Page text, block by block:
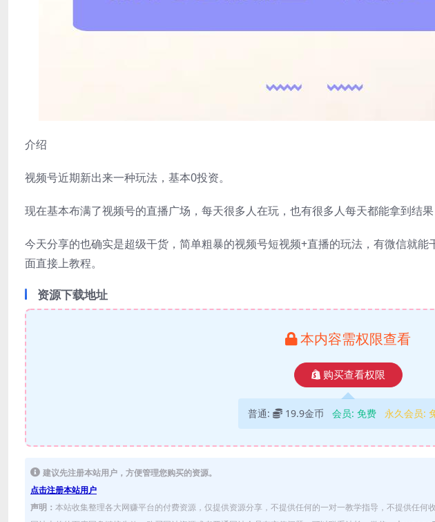
介绍
视频号近期新出来一种玩法，基本0投资。
现在基本布满了视频号的直播广场，每天很多人在玩，也有很多人每天都能拿到结果
今天分享的也确实是超级干货，简单粗暴的视频号短视频+直播的玩法，有微信就
面直接上教程。
资源下载地址
本内容需权限查看
购买查看权限
普通: 19.9金币 会员: 免费 永久会员:
建议先注册本站用户，方便管理您购买的资源。
点击注册本站用户
声明： 本站收集整理各大网赚平台的付费资源，仅提供资源分享，不提供任何的一对一教学指导，不提供任何